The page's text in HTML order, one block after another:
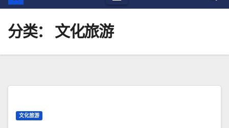
分类： 文化旅游
文化旅游